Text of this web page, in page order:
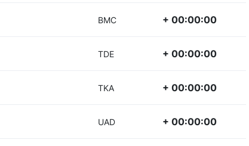
BMC + 00:00:00
TDE + 00:00:00
TKA + 00:00:00
UAD + 00:00:00